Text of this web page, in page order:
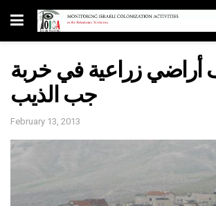
أراضي زراعية في خربة
جب الذيب
February 13, 2013